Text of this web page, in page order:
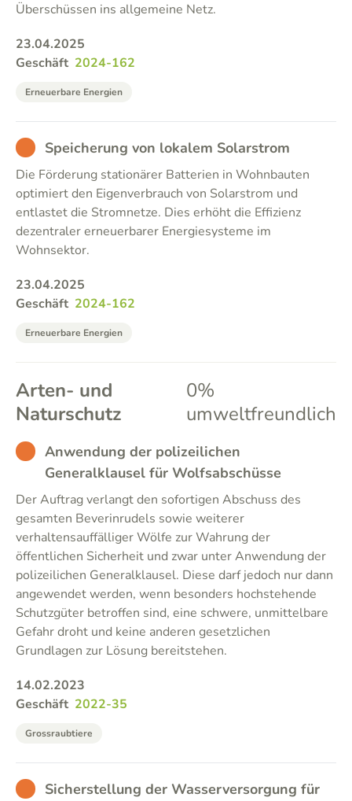
Überschüssen ins allgemeine Netz.
23.04.2025
Geschäft 2024-162
Erneuerbare Energien
BAD Speicherung von lokalem Solarstrom
Die Förderung stationärer Batterien in Wohnbauten
optimiert den Eigenverbrauch von Solarstrom und
entlastet die Stromnetze. Dies erhöht die Effizienz
dezentraler erneuerbarer Energiesysteme im
Wohnsektor.
23.04.2025
Geschäft 2024-162
Erneuerbare Energien
Arten- und
Naturschutz
0%
umweltfreundlich
BADAnwendung der polizeilichen
Generalklausel für Wolfsabschüsse
Der Auftrag verlangt den sofortigen Abschuss des
gesamten Beverinrudels sowie weiterer
verhaltensauffälliger Wölfe zur Wahrung der
öffentlichen Sicherheit und zwar unter Anwendung der
polizeilichen Generalklausel. Diese darf jedoch nur dann
angewendet werden, wenn besonders hochstehende
Schutzgüter betroffen sind, eine schwere, unmittelbare
Gefahr droht und keine anderen gesetzlichen
Grundlagen zur Lösung bereitstehen.
14.02.2023
Geschäft 2022-35
Grossraubtiere
BAD Sicherstellung der Wasserversorgung für